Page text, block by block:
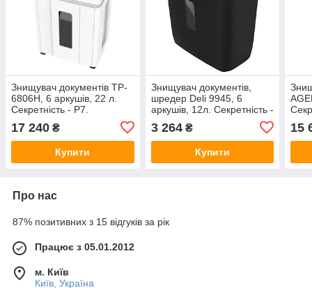
Знищувач документів TP-
6806H, 6 аркушів, 22 л.
Секретність - Р7.
Перехрестна різка (1х2)
17 240 ₴
Купити
Знищувач документів,
шредер Deli 9945, 6
аркушів, 12л. Секретність -
(4х30)
3 264₴
Купити
15
Про нас
87% позитивних з 15 відгуків за рік
Працює з 05.01.2012
м. Київ
Київ, Україна